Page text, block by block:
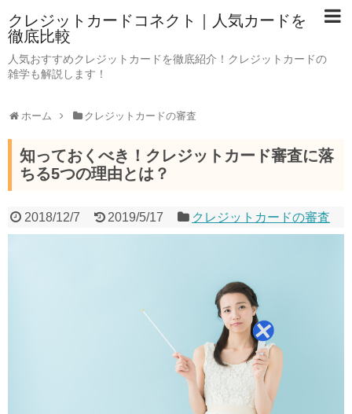
クレジットカードコネクト｜人気カードを
徹底比較
人気おすすめクレジットカードを徹底紹介！クレジットカードの
雑学も解説します！
ホーム クレジットカードの審査
知っておくべき！クレジットカード審査に落
ちる5つの理由とは？
2018/12/7 2019/5/17 クレジットカードの審査